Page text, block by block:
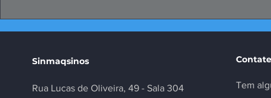
Sinmaqsinos
Rua Lucas de Oliveira, 49 - Sala 304
Tem